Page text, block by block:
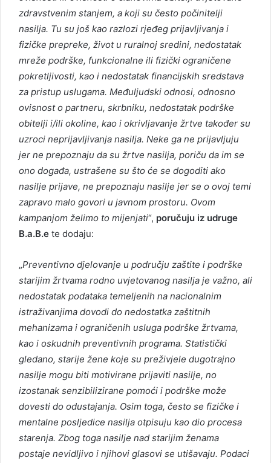
zdravstvenim stanjem, a koji su često počinitelji
nasilja. Tu su još kao razlozi rjeđeg prijavljivanja i
fizičke prepreke, život u ruralnoj sredini, nedostatak
mreže podrške, funkcionalne ili fizički ograničene
pokretljivosti, kao i nedostatak financijskih sredstava
za pristup uslugama. Međuljudski odnosi, odnosno
ovisnost o partneru, skrbniku, nedostatak podrške
obitelji i/ili okoline, kao i okrivljavanje žrtve također su
uzroci neprijavljivanja nasilja. Neke ga ne prijavljuju
jer ne prepoznaju da su žrtve nasilja, poriču da im se
ono događa, ustrašene su što će se dogoditi ako
nasilje prijave, ne prepoznaju nasilje jer se o ovoj temi
zapravo malo govori u javnom prostoru. Ovom
kampanjom želimo to mijenjati“, poručuju iz udruge
B.a.B.e te dodaju:
„Preventivno djelovanje u području zaštite i podrške
starijim žrtvama rodno uvjetovanog nasilja je važno, ali
nedostatak podataka temeljenih na nacionalnim
istraživanjima dovodi do nedostatka zaštitnih
mehanizama i ograničenih usluga podrške žrtvama,
kao i oskudnih preventivnih programa. Statistički
gledano, starije žene koje su preživjele dugotrajno
nasilje mogu biti motivirane prijaviti nasilje, no
izostanak senzibilizirane pomoći i podrške može
dovesti do odustajanja. Osim toga, često se fizičke i
mentalne posljedice nasilja otpisuju kao dio procesa
starenja. Zbog toga nasilje nad starijim ženama
postaje nevidljivo i njihovi glasovi se utišavaju. Podaci